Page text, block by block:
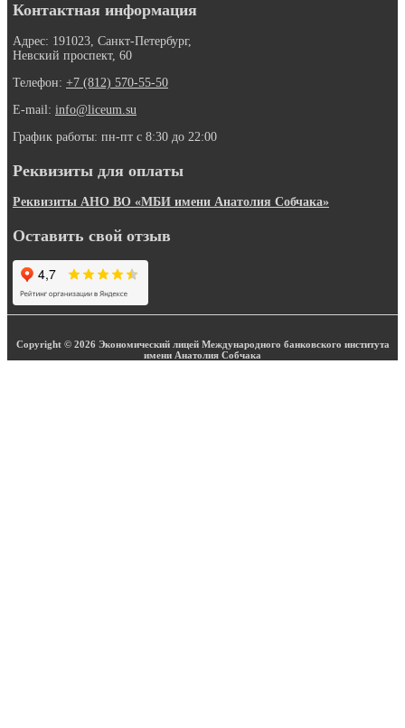
Контактная информация
Адрес: 191023, Санкт-Петербург,
Невский проспект, 60
Телефон: +7 (812) 570-55-50
E-mail: info@liceum.su
График работы: пн-пт с 8:30 до 22:00
Реквизиты для оплаты
Реквизиты АНО ВО «МБИ имени Анатолия Собчака»
Оставить свой отзыв
Copyright © 2026 Экономический лицей Международного банковского института
имени Анатолия Собчака